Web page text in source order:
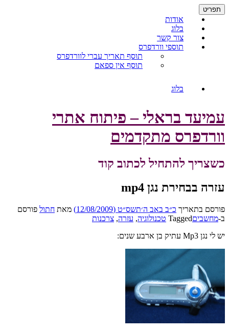
דילוג
לתוכן
תפריט
אודות
בלוג
צור קשר
תוספי וורדפרס
תוסף תאריך עברי לוורדפרס
תוסף אין ספאם
בלוג
עמיעד בראלי – פיתוח אתרי
וורדפרס מתקדמים
כשצריך להתחיל לכתוב קוד
עזרה בבחירת נגן mp4
פורסם בתאריך כ״ב באב ה׳תשס״ט (12/08/2009) מאת חתול פורסם
ב-מחשביםTagged טכנולוגיה, עזרה, צרכנות
יש לי נגן Mp3 עתיק בן ארבע שנים: